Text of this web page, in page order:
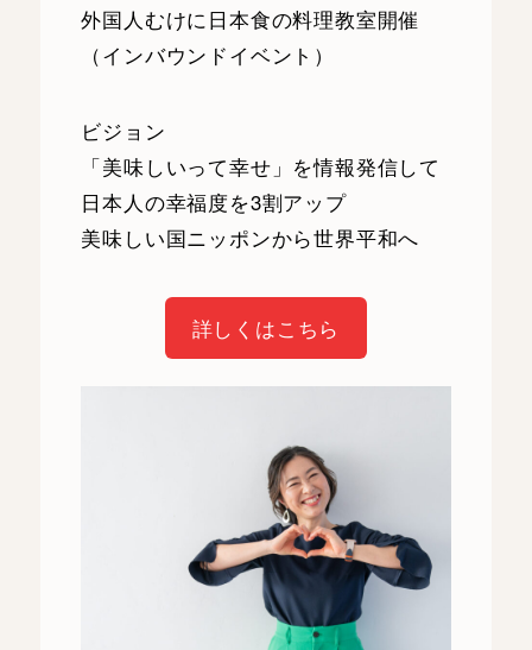
外国人むけに日本食の料理教室開催
（インバウンドイベント）
ビジョン
「美味しいって幸せ」を情報発信して
日本人の幸福度を3割アップ
美味しい国ニッポンから世界平和へ
詳しくはこちら